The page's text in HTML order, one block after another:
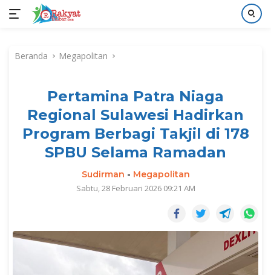
kontenBeranda Megapolitan
Pertamina Patra Niaga
Regional Sulawesi Hadirkan
Program Berbagi Takjil di 178
SPBU Selama Ramadan
Sudirman - Megapolitan
Sabtu, 28 Februari 2026 09:21 AM